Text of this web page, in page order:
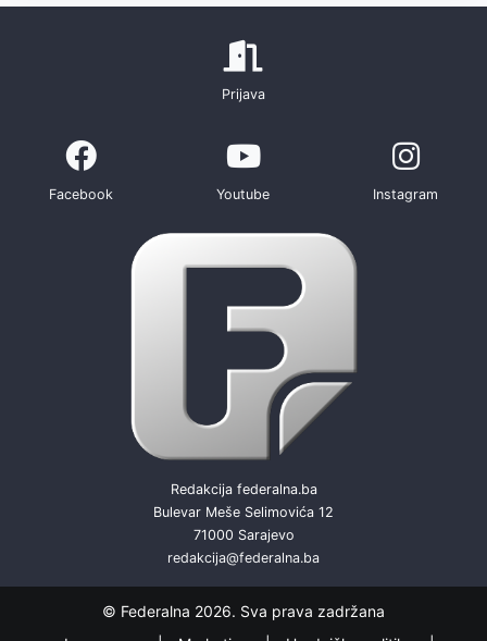
Prijava
Facebook Youtube Instagram
Redakcija federalna.ba
Bulevar Meše Selimovića 12
71000 Sarajevo
redakcija@federalna.ba
© Federalna 2026. Sva prava zadržana